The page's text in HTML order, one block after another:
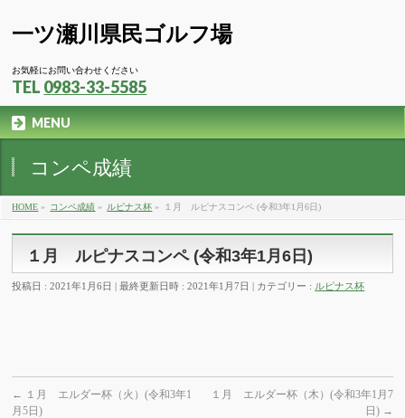
一ツ瀬川県民ゴルフ場
お気軽にお問い合わせください
TEL 0983-33-5585
MENU
コンペ成績
HOME » コンペ成績 » ルピナス杯 » １月 ルピナスコンペ (令和3年1月6日)
１月 ルピナスコンペ (令和3年1月6日)
投稿日 : 2021年1月6日 最終更新日時 : 2021年1月7日 カテゴリー : ルピナス杯
← １月 エルダー杯（火）(令和3年1
月5日)
１月 エルダー杯（木）(令和3年1月7
日) →